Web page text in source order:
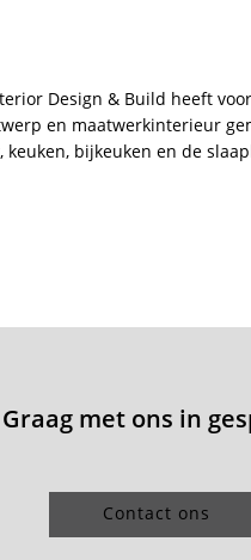
Design & Build heeft
en maatwerkinterieur
keuken, bijkeuken en de
Graag met ons in
Contact ons